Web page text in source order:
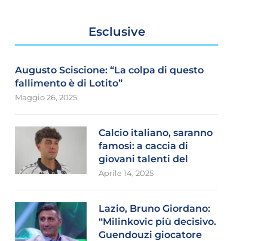
Esclusive
Augusto Sciscione: “La colpa di questo
fallimento è di Lotito”
Maggio 26, 2025
Calcio italiano, saranno
famosi: a caccia di
giovani talenti del
Aprile 14, 2025
Lazio, Bruno Giordano:
“Milinkovic più decisivo.
Guendouzi giocatore